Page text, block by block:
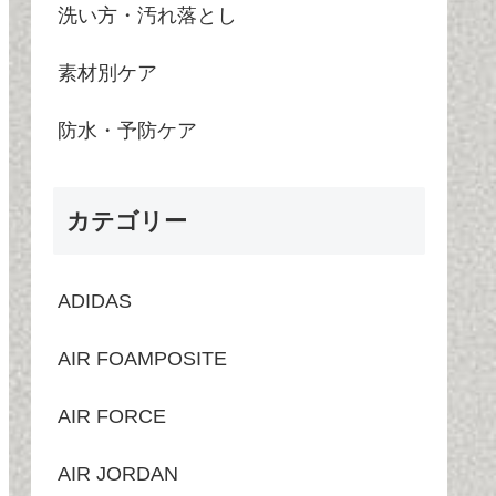
洗い方・汚れ落とし
素材別ケア
防水・予防ケア
カテゴリー
ADIDAS
AIR FOAMPOSITE
AIR FORCE
AIR JORDAN